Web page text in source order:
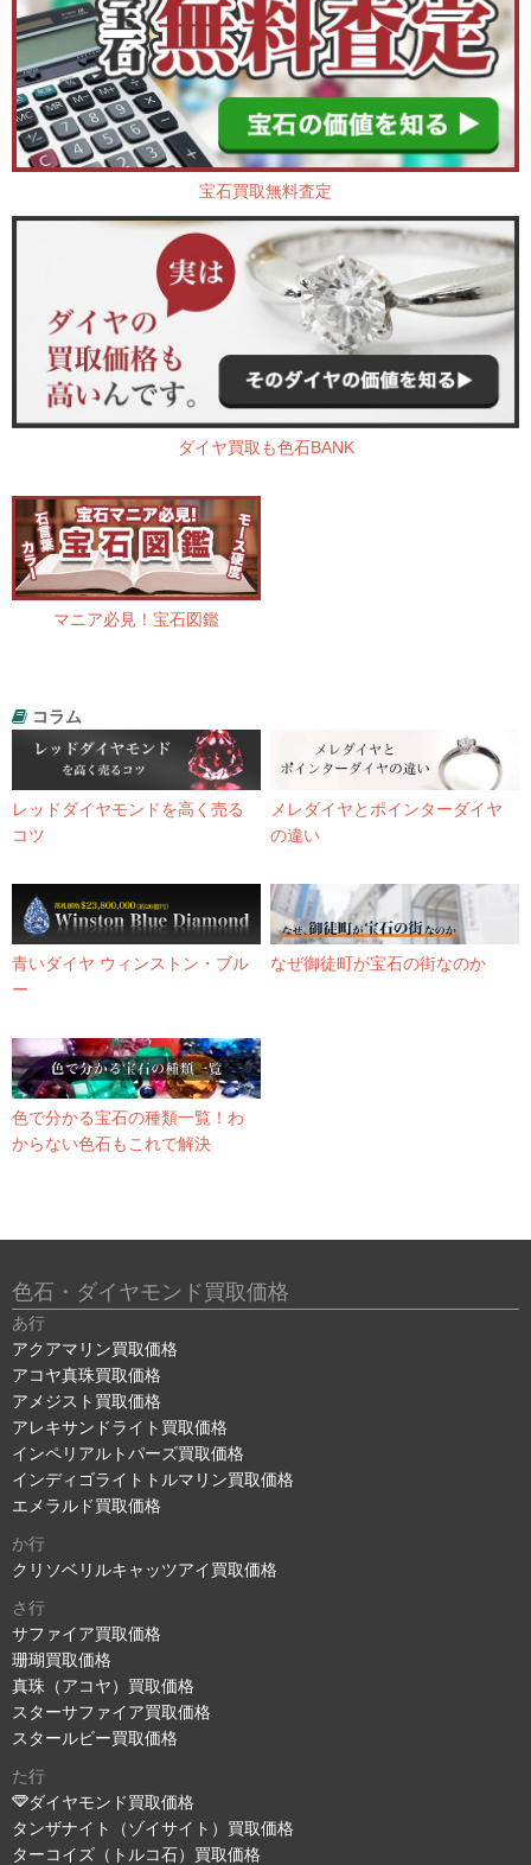
宝石買取無料査定
ダイヤ買取も色石BANK
マニア必見！宝石図鑑
コラム
レッドダイヤモンドを高く売る
コツ
メレダイヤとポインターダイヤ
の違い
青いダイヤ ウィンストン・ブル
ー
なぜ御徒町が宝石の街なのか
色で分かる宝石の種類一覧！わ
からない色石もこれで解決
色石・ダイヤモンド買取価格
あ行
アクアマリン買取価格
アコヤ真珠買取価格
アメジスト買取価格
アレキサンドライト買取価格
インペリアルトパーズ買取価格
インディゴライトトルマリン買取価格
エメラルド買取価格
か行
クリソベリルキャッツアイ買取価格
さ行
サファイア買取価格
珊瑚買取価格
真珠（アコヤ）買取価格
スターサファイア買取価格
スタールビー買取価格
た行
ダイヤモンド買取価格
タンザナイト（ゾイサイト）買取価格
ターコイズ（トルコ石）買取価格